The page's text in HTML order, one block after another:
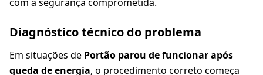
Diagnóstico técnico do problema
Em situações de Portão parou de funcionar após
queda de energia, o procedimento correto começa